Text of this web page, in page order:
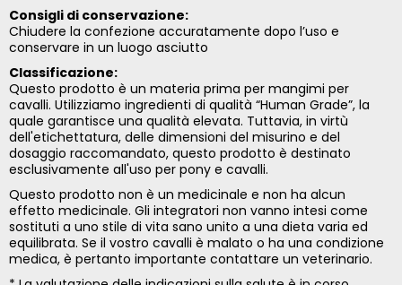
Consigli di conservazione:
Chiudere la confezione accuratamente dopo l’uso e
conservare in un luogo asciutto
Classificazione:
Questo prodotto è un materia prima per mangimi per
cavalli. Utilizziamo ingredienti di qualità “Human Grade”, la
quale garantisce una qualità elevata. Tuttavia, in virtù
dell'etichettatura, delle dimensioni del misurino e del
dosaggio raccomandato, questo prodotto è destinato
esclusivamente all'uso per pony e cavalli.
Questo prodotto non è un medicinale e non ha alcun
effetto medicinale. Gli integratori non vanno intesi come
sostituti a uno stile di vita sano unito a una dieta varia ed
equilibrata. Se il vostro cavalli è malato o ha una condizione
medica, è pertanto importante contattare un veterinario.